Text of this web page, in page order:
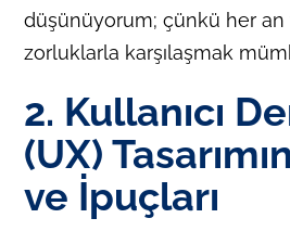
düşünüyorum; çünkü her an
zorluklarla karşılaşmak
2. Kullanıcı
(UX)
ve İpuçları